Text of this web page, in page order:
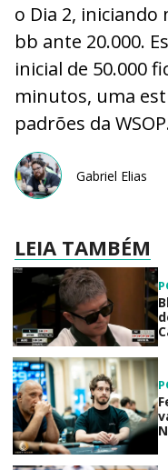
o Dia 2, iniciando
bb ante 20.000.
inicial de 50.000
minutos, uma
padrões da
Gabriel Elias
LEIA TAMBÉM